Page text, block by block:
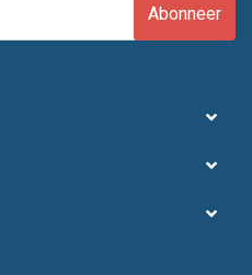
Abonneer